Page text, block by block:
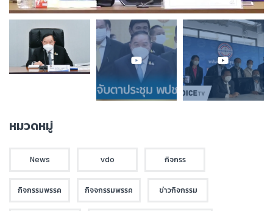
หมวดหมู่
News vdo กิจกรร
กิจกรรมพรรค กิจจกรรมพรรค ข่าวกิจกรรม